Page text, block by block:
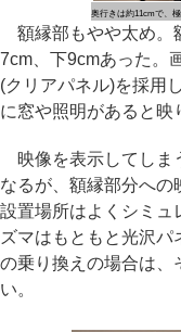
奥行きは約11cmで、
額縁部もやや太め。
7cm、下9cmあった。
(クリアパネル)を採用
に窓や照明があると映
映像を表示してしま
なるが、額縁部分への
設置場所はよくシミュ
ズマはもともと光沢パ
の乗り換えの場合は、
い。